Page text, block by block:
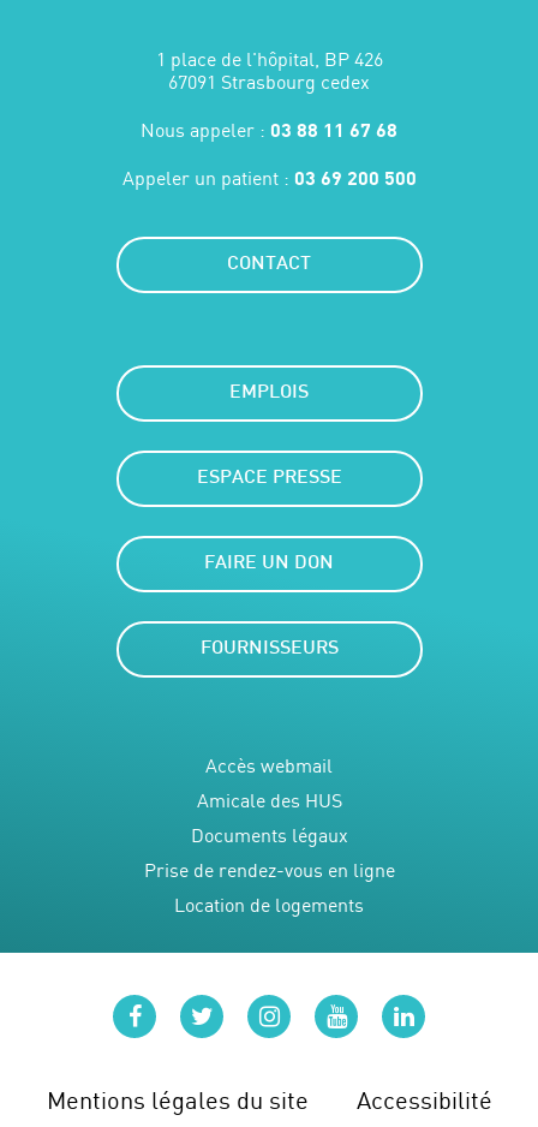
1 place de l'hôpital, BP 426
67091 Strasbourg cedex
Nous appeler : 03 88 11 67 68
Appeler un patient : 03 69 200 500
CONTACT
EMPLOIS
ESPACE PRESSE
FAIRE UN DON
FOURNISSEURS
Accès webmail
Amicale des HUS
Documents légaux
Prise de rendez-vous en ligne
Location de logements
Mentions légales du site Accessibilité
facebooktwitterinstagram
youtubelinkedin